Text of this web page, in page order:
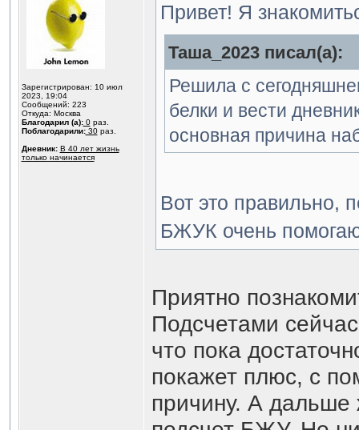
Зарегистрирован: 10 июл
2023, 19:04
Сообщений: 223
Откуда: Москва
Благодарил (а):0раз.
Поблагодарили:30раз.
Дневник: В 40 лет жизнь
только начинается
Привет! Я
Таша_2023 писал(а):
Решила с
белки и вести
основная причина
Вот это правильно,
БЖУК очень
Приятно
Подсчетами
что пока
покажет плюс, с
причину. А дальше